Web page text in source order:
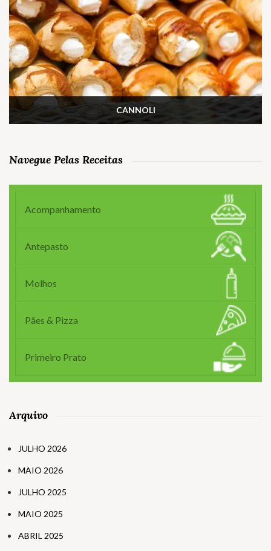
CANNOLI
Navegue Pelas Receitas
Acompanhamento
Antepasto
Molhos
Pães & Pizza
Primeiro Prato
Arquivo
JULHO 2026
MAIO 2026
JULHO 2025
MAIO 2025
ABRIL 2025